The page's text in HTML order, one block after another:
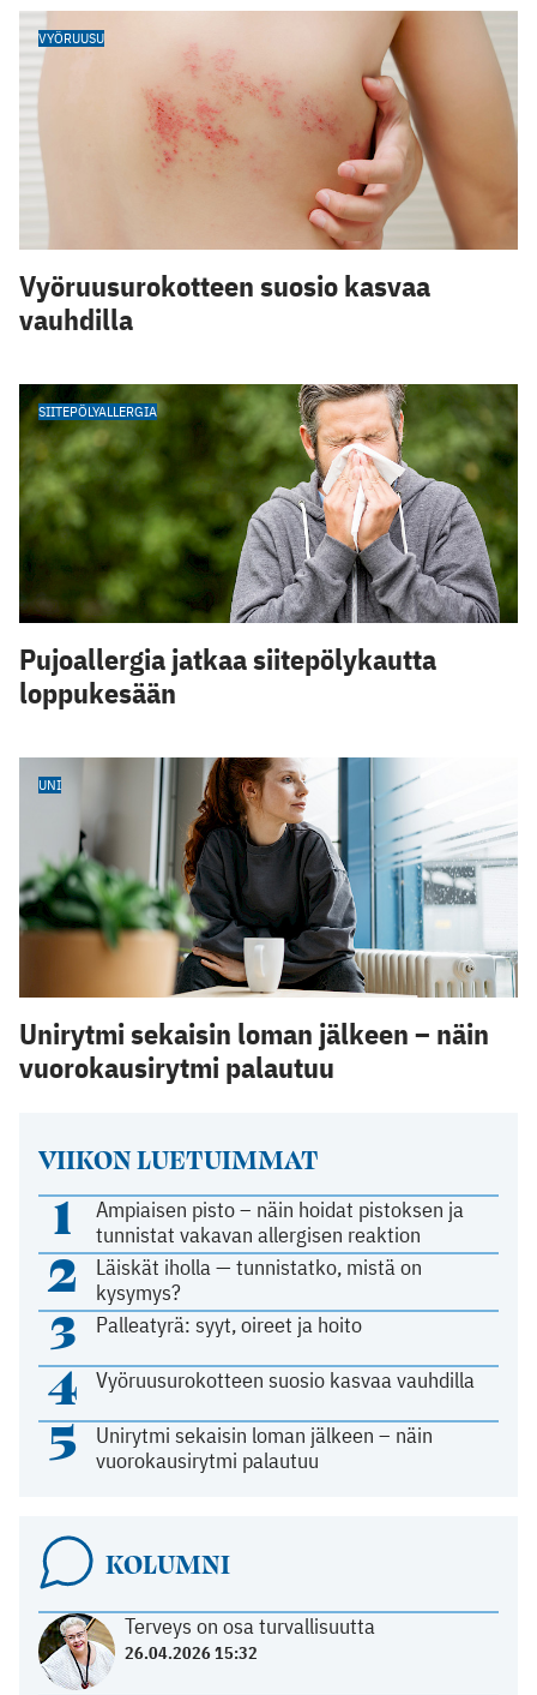
VIIKON LUETUIMMAT
1
Ampiaisen pisto – näin hoidat pistoksen ja
tunnistat vakavan allergisen reaktion
2
Läiskät iholla — tunnistatko, mistä on
kysymys?
3 Palleatyrä: syyt, oireet ja hoito
4 Vyöruusurokotteen suosio kasvaa vauhdilla
5
Unirytmi sekaisin loman jälkeen – näin
vuorokausirytmi palautuu
KOLUMNI
Terveys on osa turvallisuutta
26.04.2026 15:32
VYÖRUUSU
Vyöruusurokotteen suosio kasvaa
vauhdilla
SIITEPÖLYALLERGIA
Pujoallergia jatkaa siitepölykautta
loppukesään
UNI
Unirytmi sekaisin loman jälkeen – näin
vuorokausirytmi palautuu